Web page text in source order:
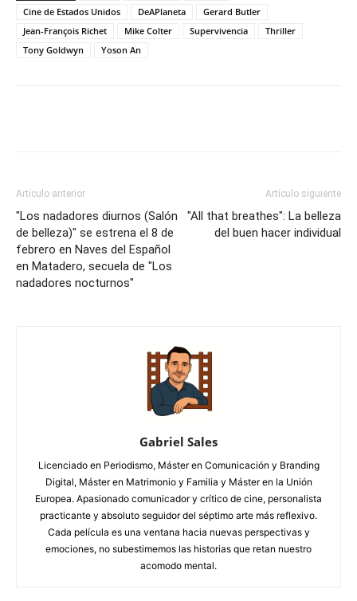
Cine de Estados Unidos
DeAPlaneta
Gerard Butler
Jean-François Richet
Mike Colter Supervivencia
Thriller
Tony Goldwyn
Yoson An
Artículo anterior
"Los nadadores diurnos (Salón
de belleza)" se estrena el 8 de
febrero en Naves del Español
en Matadero, secuela de "Los
nadadores nocturnos"
Artículo siguiente
"All that breathes": La belleza
del buen hacer individual
Gabriel Sales
Licenciado en Periodismo, Máster en Comunicación y Branding
Digital, Máster en Matrimonio y Familia y Máster en la Unión
Europea. Apasionado comunicador y crítico de cine, personalista
practicante y absoluto seguidor del séptimo arte más reflexivo.
Cada película es una ventana hacia nuevas perspectivas y
emociones, no subestimemos las historias que retan nuestro
acomodo mental.